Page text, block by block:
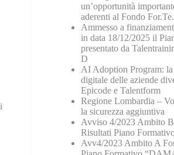
un’opportunità
aderenti al Fondo For.Te.
Ammesso a
in data 18/12/2025 il
presentato da
D
AI Adoption Program:
digitale delle aziende
Epicode e Talentform
Regione Lombardia –
la sicurezza aggiuntiva
Avviso 4/2023 Ambito
Risultati Piano
Avv4/2023 Ambito A